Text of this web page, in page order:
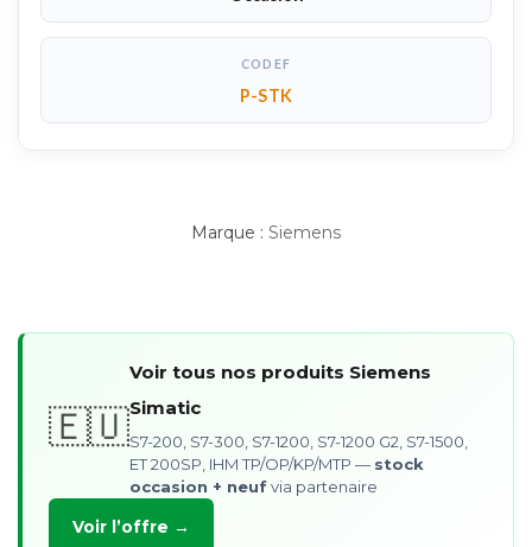
CODEF
P-STK
Marque : Siemens
🇪🇺
Voir tous nos produits Siemens
Simatic
S7-200, S7-300, S7-1200, S7-1200 G2, S7-1500,
ET 200SP, IHM TP/OP/KP/MTP — stock
occasion + neufvia partenaire
Voir l’offre →